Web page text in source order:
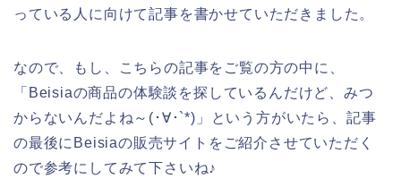
っている人に向けて記事を書かせていただきました。
なので、もし、こちらの記事をご覧の方の中に、
「Beisiaの商品の体験談を探しているんだけど、みつ
からないんだよね～(･∀･`*)」という方がいたら、記事
の最後にBeisiaの販売サイトをご紹介させていただく
ので参考にしてみて下さいね♪